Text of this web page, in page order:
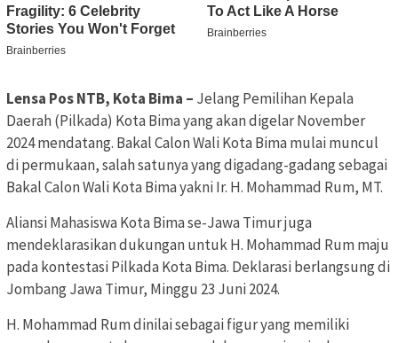
Lensa Pos NTB, Kota Bima – Jelang Pemilihan Kepala
Daerah (Pilkada) Kota Bima yang akan digelar November
2024 mendatang. Bakal Calon Wali Kota Bima mulai muncul
di permukaan, salah satunya yang digadang-gadang sebagai
Bakal Calon Wali Kota Bima yakni Ir. H. Mohammad Rum, MT.
Aliansi Mahasiswa Kota Bima se-Jawa Timur juga
mendeklarasikan dukungan untuk H. Mohammad Rum maju
pada kontestasi Pilkada Kota Bima. Deklarasi berlangsung di
Jombang Jawa Timur, Minggu 23 Juni 2024.
H. Mohammad Rum dinilai sebagai figur yang memiliki